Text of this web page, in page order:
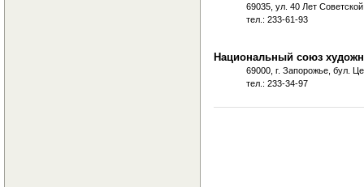
69035, ул. 40 Лет
тел.: 233-61-93
Национальный союз
69000, г. Запорожье, бул.
тел.: 233-34-97